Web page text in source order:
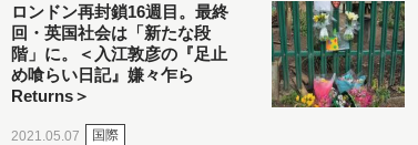
ロンドン再封鎖16週目。最終
回・英国社会は「新たな段
階」に。＜入江敦彦の『足止
め喰らい日記』嫌々乍ら
Returns＞
2021.05.07 国際